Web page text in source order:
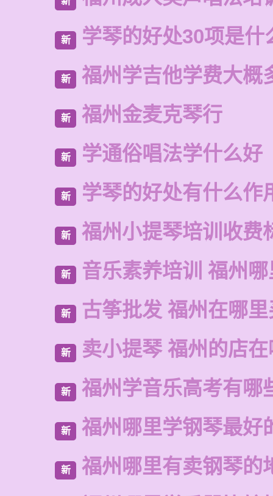
新 学琴的好处30项是什
新 福州学吉他学费大概
新 福州金麦克琴行
新 学通俗唱法学什么好
新 学琴的好处有什么作
新 福州小提琴培训收费
新 音乐素养培训 福州
新 古筝批发 福州在哪
新 卖小提琴 福州的店
新 福州学音乐高考有哪
新 福州哪里学钢琴最好
新 福州哪里有卖钢琴的